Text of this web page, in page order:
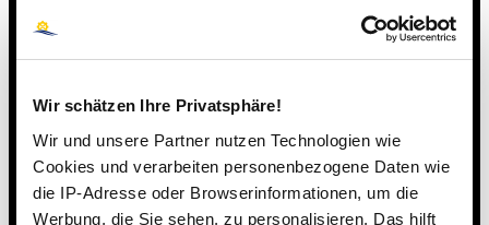
Wir schätzen Ihre Privatsphäre!
Wir und unsere Partner nutzen Technologien wie
Cookies und verarbeiten personenbezogene Daten wie
die IP-Adresse oder Browserinformationen, um die
Werbung, die Sie sehen, zu personalisieren. Das hilft